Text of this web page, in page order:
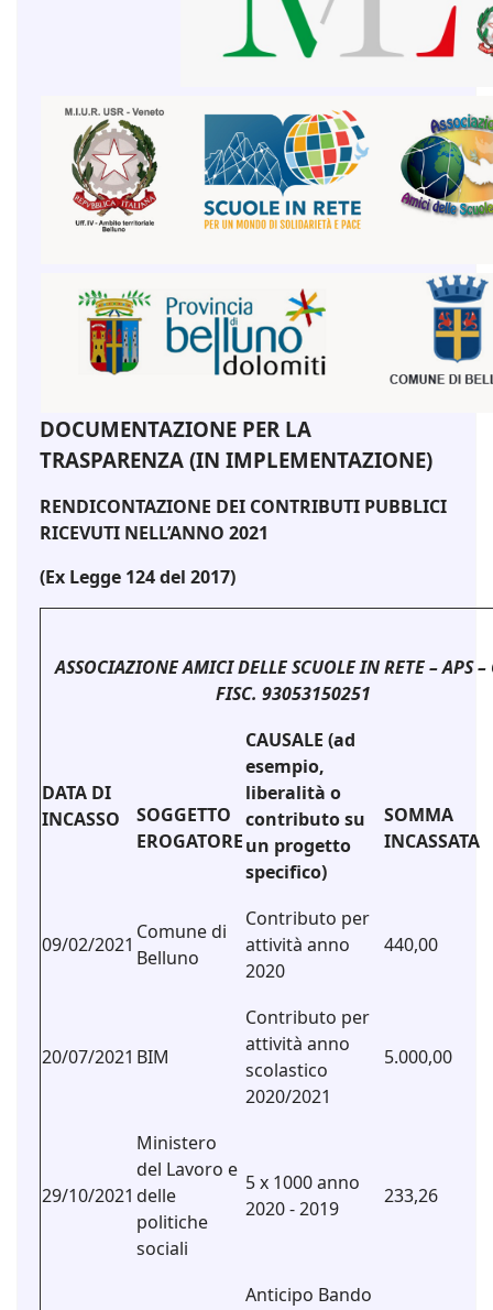
DOCUMENTAZIONE PER LA
TRASPARENZA (IN IMPLEMENTAZIONE)
RENDICONTAZIONE DEI CONTRIBUTI PUBBLICI
RICEVUTI NELL’ANNO 2021
(Ex Legge 124 del 2017)
ASSOCIAZIONE AMICI DELLE SCUOLE IN RETE – APS –
FISC. 93053150251
DATA DI
INCASSO
SOGGETTO
EROGATORE
CAUSALE (ad
esempio,
liberalità o
contributo su
un progetto
specifico)
SOMMA
INCASSATA
09/02/2021
Comune di
Belluno
Contributo per
attività anno
2020
440,00
20/07/2021 BIM
Contributo per
attività anno
scolastico
2020/2021
5.000,00
29/10/2021
Ministero
del Lavoro e
delle
politiche
sociali
5 x 1000 anno
2020 - 2019
233,26
Anticipo Bando